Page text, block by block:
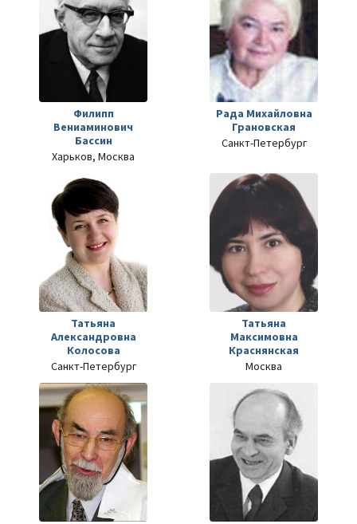
Филипп
Вениаминович
Бассин
Харьков, Москва
Рада Михайловна
Грановская
Санкт-Петербург
Татьяна
Александровна
Колосова
Санкт-Петербург
Татьяна
Максимовна
Краснянская
Москва